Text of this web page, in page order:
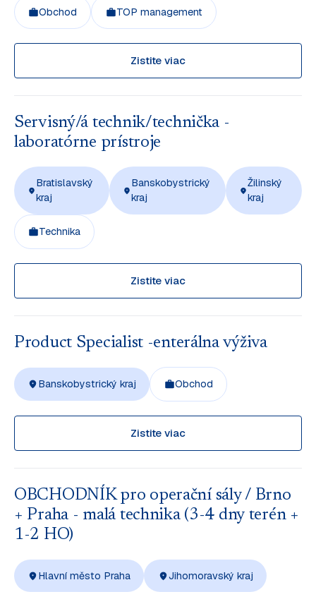
Obchod TOP management
Zistite viac
Servisný/á technik/technička -
laboratórne prístroje
Bratislavský
kraj
Banskobystrický
kraj
Žilinský
kraj
Technika
Zistite viac
Product Specialist -enterálna výživa
Banskobystrický kraj Obchod
Zistite viac
OBCHODNÍK pro operační sály / Brno
+ Praha - malá technika (3-4 dny terén +
1-2 HO)
Hlavní město Praha Jihomoravský kraj